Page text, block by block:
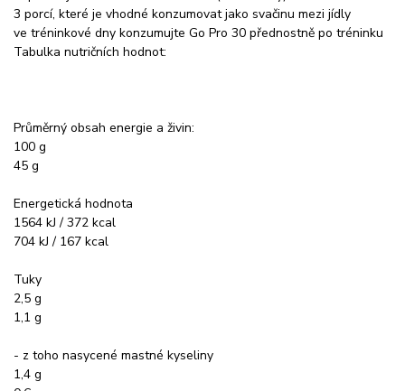
3 porcí, které je vhodné konzumovat jako svačinu mezi jídly
ve tréninkové dny konzumujte Go Pro 30 přednostně po tréninku
Tabulka nutričních hodnot:
Průměrný obsah energie a živin:
100 g
45 g
Energetická hodnota
1564 kJ / 372 kcal
704 kJ / 167 kcal
Tuky
2,5 g
1,1 g
- z toho nasycené mastné kyseliny
1,4 g